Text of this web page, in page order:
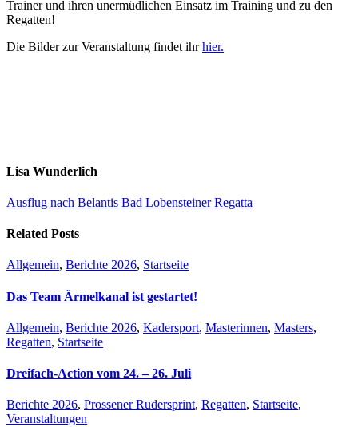
Trainer und ihren unermüdlichen Einsatz im Training und zu den
Regatten!
Die Bilder zur Veranstaltung findet ihrhier.
Lisa Wunderlich
Ausflug nach Belantis Bad Lobensteiner Regatta
Related Posts
Allgemein, Berichte 2026, Startseite
Das Team Ärmelkanal ist gestartet!
Allgemein, Berichte 2026, Kadersport, Masterinnen, Masters,
Regatten, Startseite
Dreifach-Action vom 24. – 26. Juli
Berichte 2026, Prossener Rudersprint, Regatten, Startseite,
Veranstaltungen